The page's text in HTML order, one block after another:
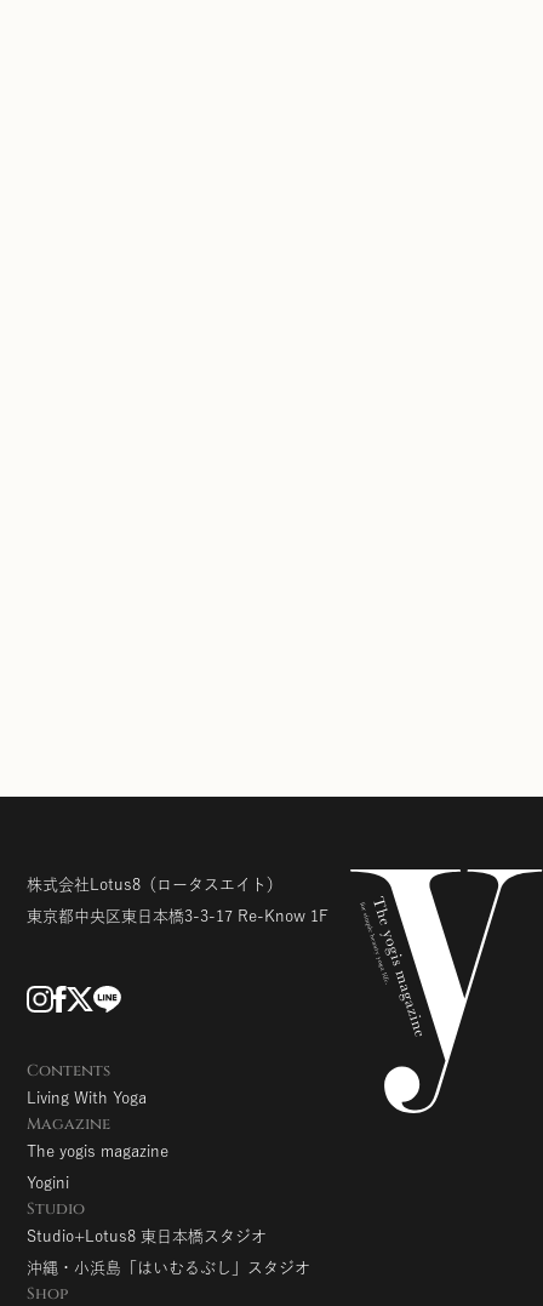
株式会社Lotus8 （ロータスエイト）
東京都中央区東日本橋3-3-17 Re-Know 1F
Contents
Living With Yoga
Magazine
The yogis magazine
Yogini
Studio
Studio+Lotus8 東日本橋スタジオ
沖縄・小浜島「はいむるぶし」スタジオ
Shop